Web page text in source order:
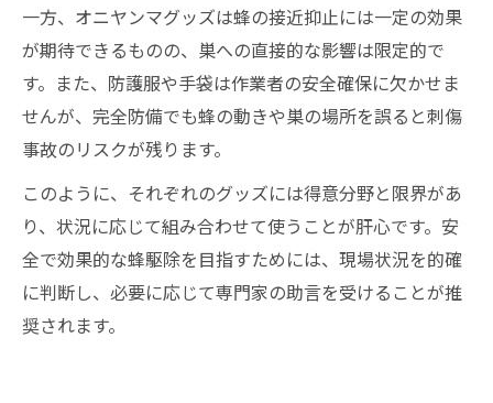
一方、オニヤンマグッズは蜂の接近抑止には一定の効果
が期待できるものの、巣への直接的な影響は限定的で
す。また、防護服や手袋は作業者の安全確保に欠かせま
せんが、完全防備でも蜂の動きや巣の場所を誤ると刺傷
事故のリスクが残ります。
このように、それぞれのグッズには得意分野と限界があ
り、状況に応じて組み合わせて使うことが肝心です。安
全で効果的な蜂駆除を目指すためには、現場状況を的確
に判断し、必要に応じて専門家の助言を受けることが推
奨されます。